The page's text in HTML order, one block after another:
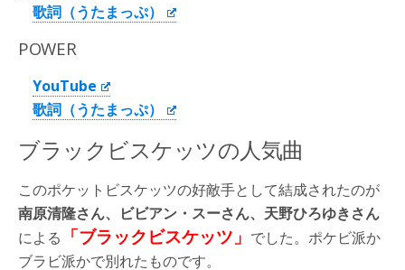
歌詞（うたまっぷ）
POWER
YouTube
歌詞（うたまっぷ）
ブラックビスケッツの人気曲
このポケットビスケッツの好敵手として結成されたのが
南原清隆さん、ビビアン・スーさん、天野ひろゆきさん
による 「ブラックビスケッツ」 でした。ポケビ派か
ブラビ派かで別れたものです。